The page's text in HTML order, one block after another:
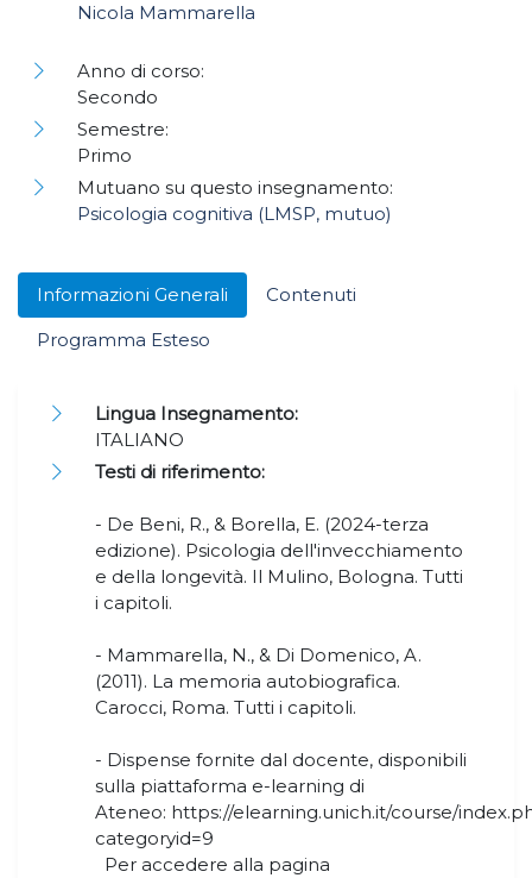
Informazioni Generali
Contenuti
Programma Esteso
Lingua Insegnamento:
ITALIANO
Testi di riferimento:
- De Beni, R., & Borella, E. (2024-terza
edizione). Psicologia dell'invecchiamento
e della longevità. Il Mulino, Bologna. Tutti
i capitoli.
- Mammarella, N., & Di Domenico, A.
(2011). La memoria autobiografica.
Carocci, Roma. Tutti i capitoli.
- Dispense fornite dal docente, disponibili
sulla piattaforma e-learning di
Ateneo: https://elearning.unich.it/course/
categoryid=9
Per accedere alla pagina
Nicola Mammarella
Anno di corso:
Secondo
Semestre:
Primo
Mutuano su questo insegnamento:
Psicologia cognitiva (LMSP, mutuo)